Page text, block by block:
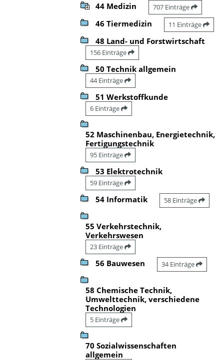
44 Medizin 707 Einträge
46 Tiermedizin 11 Einträge
48 Land- und Forstwirtschaft
156 Einträge
50 Technik allgemein
44 Einträge
51 Werkstoffkunde
6 Einträge
52 Maschinenbau, Energietechnik,
Fertigungstechnik
95 Einträge
53 Elektrotechnik
59 Einträge
54 Informatik 58 Einträge
55 Verkehrstechnik,
Verkehrswesen
23 Einträge
56 Bauwesen 34 Einträge
58 Chemische Technik,
Umwelttechnik, verschiedene
Technologien
5 Einträge
70 Sozialwissenschaften
allgemein